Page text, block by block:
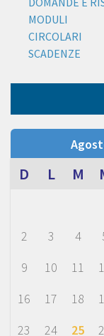
MODULI
CIRCOLARI
SCADENZE
D L M
2
3 4
9
10 11
16
17 18
23
24 25